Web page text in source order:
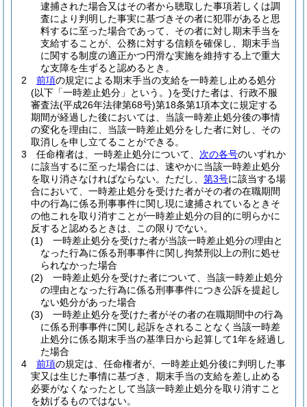
逮捕された場合又はその者から聴取した事項若しくは調
査により判明した事実に基づきその者に犯罪があると思
料するに至った場合であって、その者に対し期末手当を
支給することが、公務に対する信頼を確保し、期末手当
に関する制度の適正かつ円滑な実施を維持する上で重大
な支障を生ずると認めるとき。
2
前項の規定による期末手当の支給を一時差し止める処分
(以下「一時差止処分」という。)を受けた者は、行政不服
審査法(平成26年法律第68号)第18条第1項本文に規定する
期間が経過した後においては、当該一時差止処分後の事情
の変化を理由に、当該一時差止処分をした者に対し、その
取消しを申し立てることができる。
3
任命権者は、一時差止処分について、 次の各号のいずれか
に該当するに至った場合には、速やかに当該一時差止処分
を取り消さなければならない。 ただし、 第3号に該当する場
合において、一時差止処分を受けた者がその者の在職期間
中の行為に係る刑事事件に関し現に逮捕されているときそ
の他これを取り消すことが一時差止処分の目的に明らかに
反すると認めるときは、この限りでない。
(1)
一時差止処分を受けた者が当該一時差止処分の理由と
なった行為に係る刑事事件に関し拘禁刑以上の刑に処せ
られなかった場合
(2)
一時差止処分を受けた者について、当該一時差止処分
の理由となった行為に係る刑事事件につき公訴を提起し
ない処分があった場合
(3)
一時差止処分を受けた者がその者の在職期間中の行為
に係る刑事事件に関し起訴をされることなく当該一時差
止処分に係る期末手当の基準日から起算して1年を経過し
た場合
4
前項の規定は、任命権者が、一時差止処分後に判明した事
実又は生じた事情に基づき、期末手当の支給を差し止める
必要がなくなったとして当該一時差止処分を取り消すこと
を妨げるものではない。